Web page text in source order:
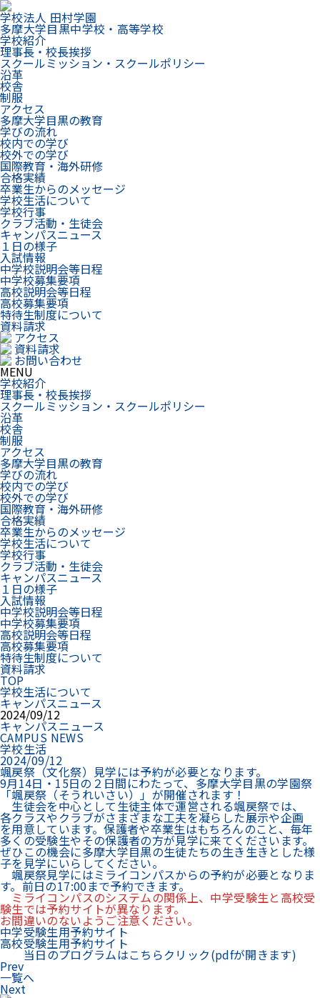
学校法人 田村学園
多摩大学目黒中学校・高等学校
学校紹介
理事長・校長挨拶
スクールミッション・スクールポリシー
沿革
校舎
制服
アクセス
多摩大学目黒の教育
学びの流れ
校内での学び
校外での学び
国際教育・海外研修
合格実績
卒業生からのメッセージ
学校生活について
学校行事
クラブ活動・生徒会
キャンパスニュース
１日の様子
入試情報
中学校説明会等日程
中学校募集要項
高校説明会等日程
高校募集要項
特待生制度について
資料請求
アクセス
資料請求
お問い合わせ
MENU
学校紹介
理事長・校長挨拶
スクールミッション・スクールポリシー
沿革
校舎
制服
アクセス
多摩大学目黒の教育
学びの流れ
校内での学び
校外での学び
国際教育・海外研修
合格実績
卒業生からのメッセージ
学校生活について
学校行事
クラブ活動・生徒会
キャンパスニュース
１日の様子
入試情報
中学校説明会等日程
中学校募集要項
高校説明会等日程
高校募集要項
特待生制度について
資料請求
TOP
学校生活について
キャンパスニュース
2024/09/12
キャンパスニュース
CAMPUS NEWS
学校生活
2024/09/12
颯戻祭（文化祭）見学には予約が必要となります。
9月14日・15日の２日間にわたって、多摩大学目黒の学園祭
「颯戻祭（そうれいさい）」が開催されます！
生徒会を中心として生徒主体で運営される颯戻祭では、
各クラスやクラブがさまざまな工夫を凝らした展示や企画
を用意しています。保護者や卒業生はもちろんのこと、毎年
多くの受験生やその保護者の方が見学に来てくださいます。
ぜひこの機会に多摩大学目黒の生徒たちの生き生きとした様
子を見学にいらしてください。
颯戻祭見学にはミライコンパスからの予約が必要となりま
す。前日の17:00まで予約できます。
ミライコンパスのシステムの関係上、中学受験生と高校受
験生では予約サイトが異なります。
お間違いのないようご注意ください。
中学受験生用予約サイト
高校受験生用予約サイト
当日のプログラムはこちらクリック(pdfが開きます)
Prev
一覧へ
Next